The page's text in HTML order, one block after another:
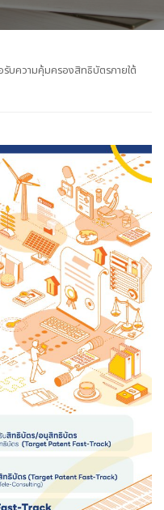
รับความคุ้มครองสิทธิบัตรภายใต้